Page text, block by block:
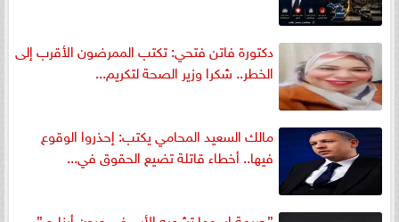
دكتورة فاتن فتحي: تكتب الممرضون الأقرب إلى
الخطر.. شكرا وزير الصحة لتكريم...
مالك السعيد المحامي يكتب: إحذروا الوقوع
فيها.. أخطاء قاتلة تضيع الحقوق في...